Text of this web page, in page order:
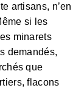
artisans, n’en
si les
minarets
demandés,
que
flacons